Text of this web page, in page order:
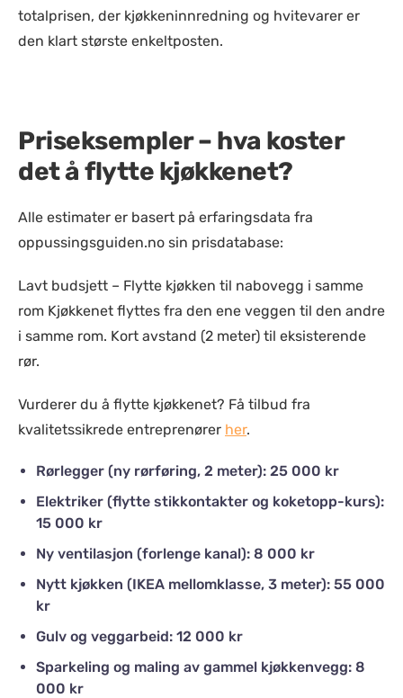
totalprisen, der kjøkkeninnredning og hvitevarer er
den klart største enkeltposten.
Priseksempler – hva koster
det å flytte kjøkkenet?
Alle estimater er basert på erfaringsdata fra
oppussingsguiden.no sin prisdatabase:
Lavt budsjett – Flytte kjøkken til nabovegg i samme
rom Kjøkkenet flyttes fra den ene veggen til den andre
i samme rom. Kort avstand (2 meter) til eksisterende
rør.
Vurderer du å flytte kjøkkenet? Få tilbud fra
kvalitetssikrede entreprenører her.
Rørlegger (ny rørføring, 2 meter): 25 000 kr
Elektriker (flytte stikkontakter og koketopp-kurs):
15 000 kr
Ny ventilasjon (forlenge kanal): 8 000 kr
Nytt kjøkken (IKEA mellomklasse, 3 meter): 55 000
kr
Gulv og veggarbeid: 12 000 kr
Sparkeling og maling av gammel kjøkkenvegg: 8
000 kr